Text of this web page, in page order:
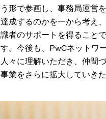
う形で参画し、事務局運営
達成するのかを一から考え
識者のサポートを得ること
す。今後も、PwCネットワ
人々に理解いただき、仲間
事業をさらに拡大していきた